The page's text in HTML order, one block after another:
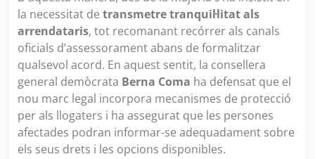
la necessitat de transmetre tranquil·litat als
arrendataris, tot recomanant recórrer als canals
oficials d’assessorament abans de formalitzar
qualsevol acord. En aquest sentit, la consellera
general demòcrata Berna Coma ha defensat que el
nou marc legal incorpora mecanismes de protecció
per als llogaters i ha assegurat que les persones
afectades podran informar-se adequadament sobre
els seus drets i les opcions disponibles.